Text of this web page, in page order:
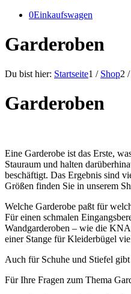
0Einkaufswagen
Garderoben
Du bist hier: Startseite1 / Shop2 /
Garderoben
Eine Garderobe ist das Erste,
Stauraum und halten
beschäftigt. Das Ergebnis sind
Größen finden Sie in unserem
Welche Garderobe paßt für
Für einen schmalen
Wandgarderoben – wie die
einer Stange für Kleiderbügel
Auch für Schuhe und Stiefel
Für Ihre Fragen zum Thema